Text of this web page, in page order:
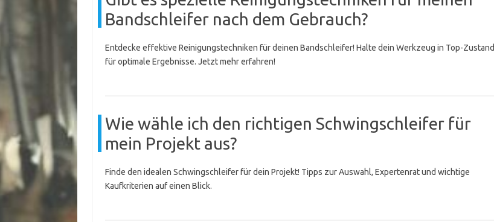
Bandschleifer nach dem Gebrauch?
Entdecke effektive Reinigungstechniken für deinen Bandschleifer! Halte dein Werkzeug in Top-Zustand
für optimale Ergebnisse. Jetzt mehr erfahren!
Wie wähle ich den richtigen Schwingschleifer für
mein Projekt aus?
Finde den idealen Schwingschleifer für dein Projekt! Tipps zur Auswahl, Expertenrat und wichtige
Kaufkriterien auf einen Blick.